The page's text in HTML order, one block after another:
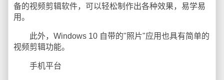
备的视频剪辑软件，可以轻松制作出各种效果，易学易
用。
此外，Windows 10 自带的"照片"应用也具有简单的
视频剪辑功能。
手机平台